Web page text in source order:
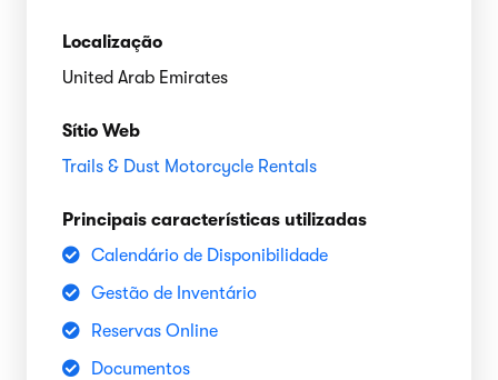
Localização
United Arab Emirates
Sítio Web
Trails & Dust Motorcycle Rentals
Principais características utilizadas
Calendário de Disponibilidade
Gestão de Inventário
Reservas Online
Documentos